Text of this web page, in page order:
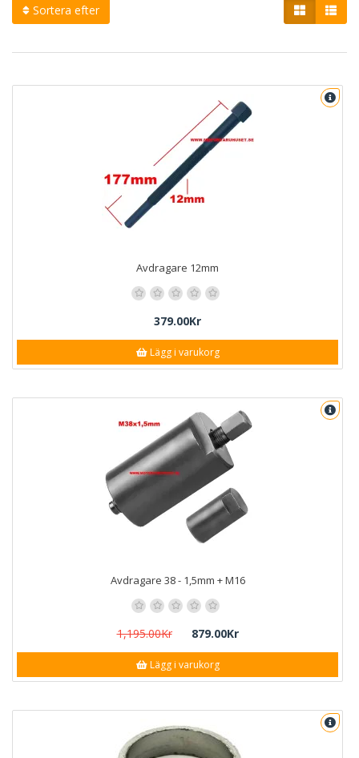
Sortera efter
Avdragare 12mm
379.00Kr
Lägg i varukorg
Avdragare 38 - 1,5mm + M16
1,195.00Kr 879.00Kr
Lägg i varukorg